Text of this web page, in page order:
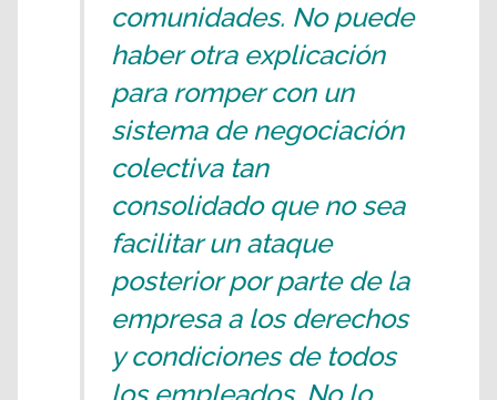
comunidades. No puede
haber otra explicación
para romper con un
sistema de negociación
colectiva tan
consolidado que no sea
facilitar un ataque
posterior por parte de la
empresa a los derechos
y condiciones de todos